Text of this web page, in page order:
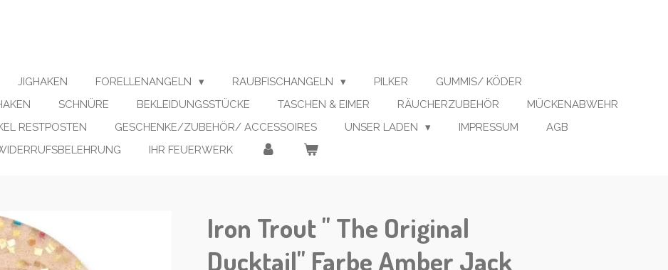
JIGHAKEN FORELLENANGELN RAUBFISCHANGELN PILKER
GUMMIS/ KÖDER
SCHNÜRE BEKLEIDUNGSSTÜCKE TASCHEN & EIMER RÄUCHERZUBEHÖR
MÜCKENABWEHR
RESTPOSTEN GESCHENKE/ZUBEHÖR/ ACCESSOIRES UNSER LADEN IMPRESSUM
AGB
IHR FEUERWERK
Iron Trout " The Original
Ducktail" Farbe Amber Jack